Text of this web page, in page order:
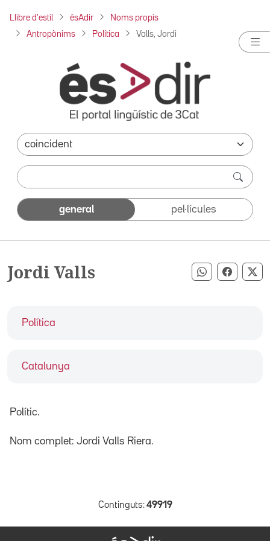
Llibre d'estil ésAdir Noms propis
Antropònims Política Valls, Jordi
general pel·lícules
Jordi Valls Compartir
Política
Catalunya
Polític.
Nom complet: Jordi Valls Riera.
Continguts: 49919